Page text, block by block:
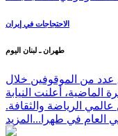
الاحتجاجات في إيران
طهران ـ لبنان اليوم
عدد من الموقوفين خلال
الماضية، أعلنت النيابة
الرياضة والثقافة.
العام في طهرا... المزيد